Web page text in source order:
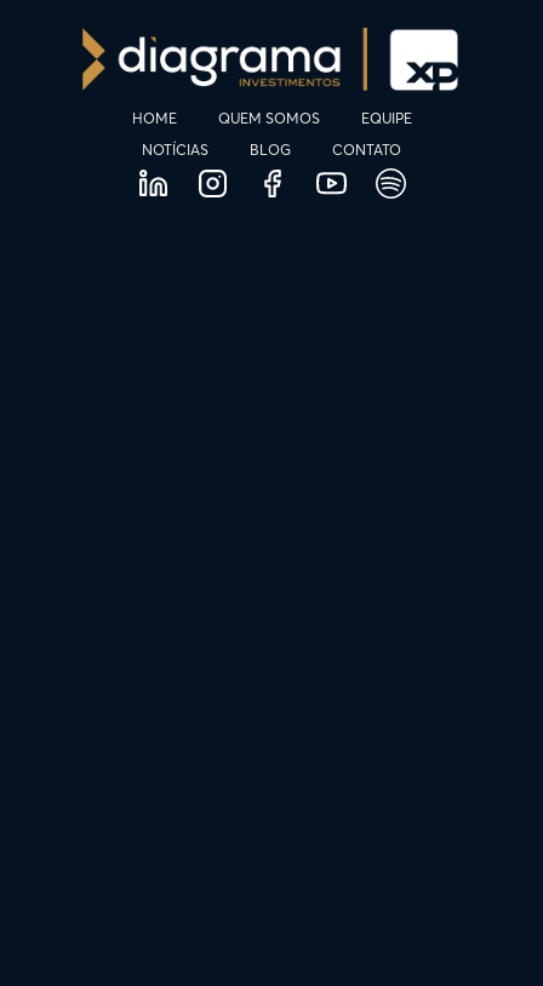
HOME QUEM SOMOS
EQUIPE
NOTÍCIAS
BLOG CONTATO